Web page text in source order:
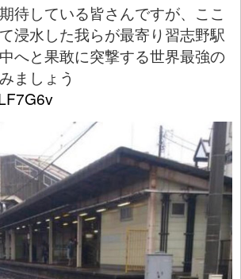
待している皆さんですが、ここ
浸水した我らが最寄り習志野駅
へと果敢に突撃する世界最強の
ましょう